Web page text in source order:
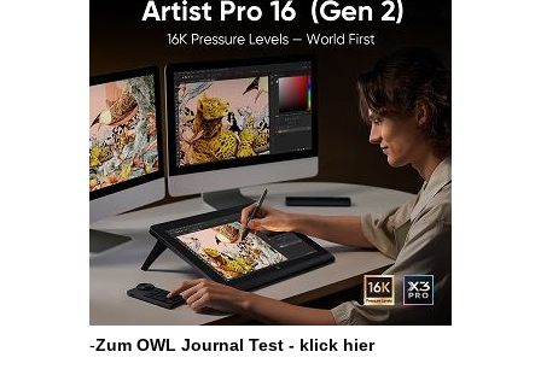
-Zum OWL Journal Test - klick hier